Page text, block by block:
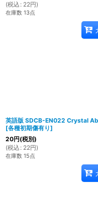
(税込 : 22円)
在庫数 13点
英語版 SDCB-EN022 Crystal
[各種初期傷有り]
20円(税別)
(税込 : 22円)
在庫数 15点